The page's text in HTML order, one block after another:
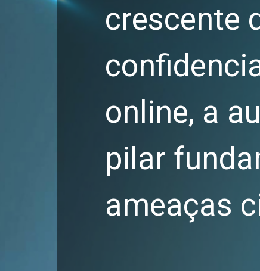
crescente
online, a
pilar
ameaças